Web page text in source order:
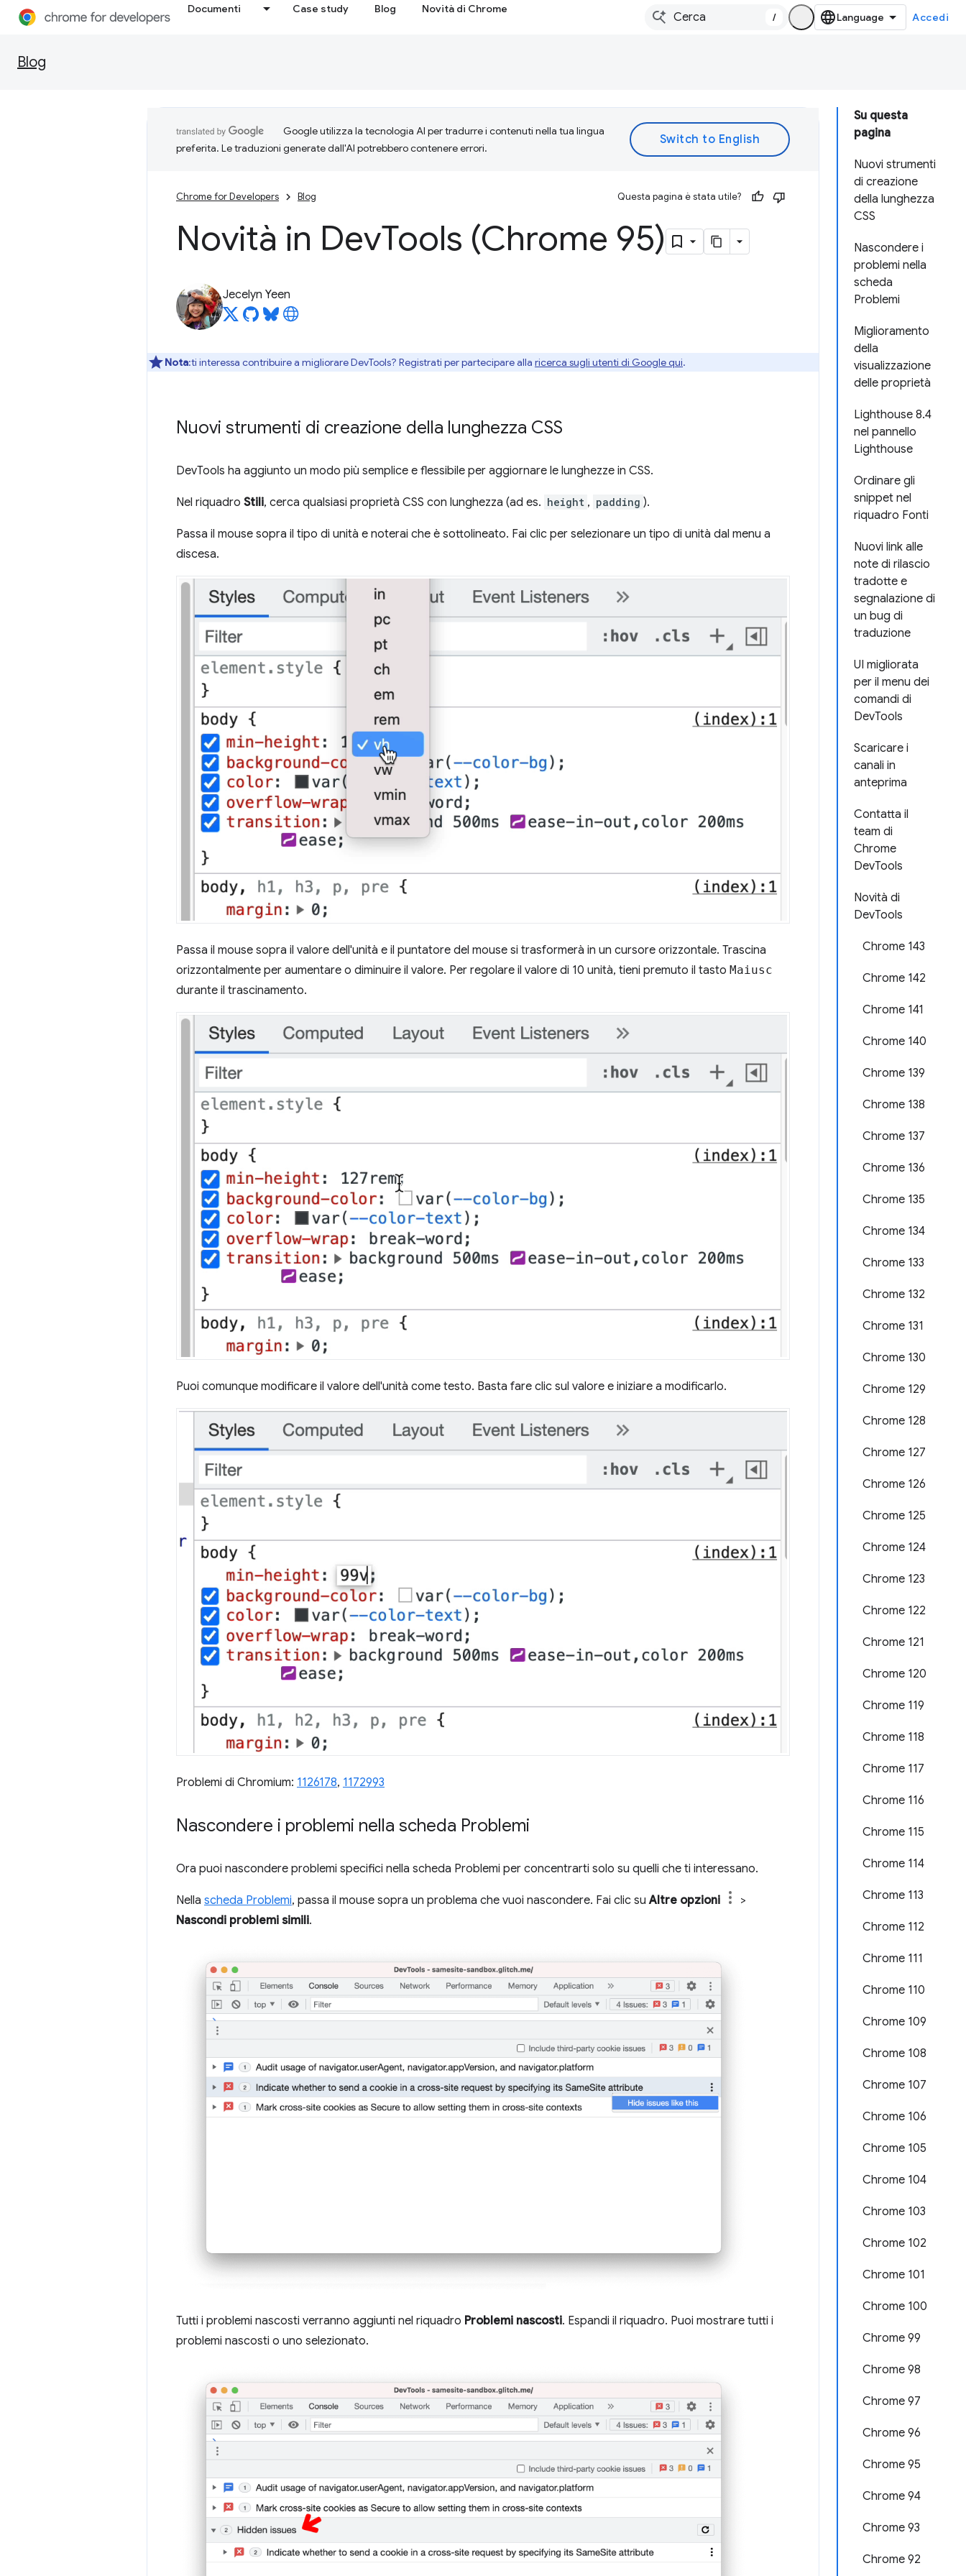
Documenti Case study Blog Novità di Chrome
/ Accedi
Blog
Su questa
pagina
Nuovi strumenti
di creazione
della lunghezza
CSS
Nascondere i
problemi nella
scheda
Problemi
Miglioramento
della
visualizzazione
delle proprietà
Lighthouse 8.4
nel pannello
Lighthouse
Ordinare gli
snippet nel
riquadro Fonti
Nuovi link alle
note di rilascio
tradotte e
segnalazione di
un bug di
traduzione
UI migliorata
per il menu dei
comandi di
DevTools
Scaricare i
canali in
anteprima
Contatta il
team di
Chrome
DevTools
Novità di
DevTools
Chrome 143
Chrome 142
Chrome 141
Chrome 140
Chrome 139
Chrome 138
Chrome 137
Chrome 136
Chrome 135
Chrome 134
Chrome 133
Chrome 132
Chrome 131
Chrome 130
Chrome 129
Chrome 128
Chrome 127
Chrome 126
Chrome 125
Chrome 124
Chrome 123
Chrome 122
Chrome 121
Chrome 120
Chrome 119
Chrome 118
Chrome 117
Chrome 116
Chrome 115
Chrome 114
Chrome 113
Chrome 112
Chrome 111
Chrome 110
Chrome 109
Chrome 108
Chrome 107
Chrome 106
Chrome 105
Chrome 104
Chrome 103
Chrome 102
Chrome 101
Chrome 100
Chrome 99
Chrome 98
Chrome 97
Chrome 96
Chrome 95
Chrome 94
Chrome 93
Chrome 92
Google utilizza la tecnologia AI per tradurre i contenuti nella tua lingua
preferita. Le traduzioni generate dall'AI potrebbero contenere errori.
Chrome for Developers Blog Questa pagina è stata utile?
Novità in DevTools (Chrome 95)
Jecelyn Yeen
Nota:ti interessa contribuire a migliorare DevTools? Registrati per partecipare alla ricerca sugli utenti di Google qui.
Nuovi strumenti di creazione della lunghezza CSS
DevTools ha aggiunto un modo più semplice e flessibile per aggiornare le lunghezze in CSS.
Nel riquadro Stili, cerca qualsiasi proprietà CSS con lunghezza (ad es. height , padding ).
Passa il mouse sopra il tipo di unità e noterai che è sottolineato. Fai clic per selezionare un tipo di unità dal menu a
discesa.
Passa il mouse sopra il valore dell'unità e il puntatore del mouse si trasformerà in un cursore orizzontale. Trascina
orizzontalmente per aumentare o diminuire il valore. Per regolare il valore di 10 unità, tieni premuto il tasto Maiusc
durante il trascinamento.
Puoi comunque modificare il valore dell'unità come testo. Basta fare clic sul valore e iniziare a modificarlo.
Problemi di Chromium: 1126178, 1172993
Nascondere i problemi nella scheda Problemi
Ora puoi nascondere problemi specifici nella scheda Problemi per concentrarti solo su quelli che ti interessano.
Nella scheda Problemi, passa il mouse sopra un problema che vuoi nascondere. Fai clic suAltre opzioni
>
Nascondi problemi simili.
Tutti i problemi nascosti verranno aggiunti nel riquadro Problemi nascosti. Espandi il riquadro. Puoi mostrare tutti i
problemi nascosti o uno selezionato.